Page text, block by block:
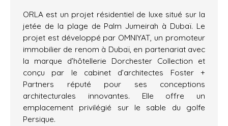
ORLA est un projet résidentiel de luxe situé sur la
jetée de la plage de Palm Jumeirah à Dubaï. Le
projet est développé par OMNIYAT, un promoteur
immobilier de renom à Dubaï, en partenariat avec
la marque d’hôtellerie Dorchester Collection et
conçu par le cabinet d’architectes Foster +
Partners réputé pour ses conceptions
architecturales innovantes. Elle offre un
emplacement privilégié sur le sable du golfe
Persique.